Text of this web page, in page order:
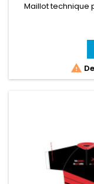
Maillot technique
